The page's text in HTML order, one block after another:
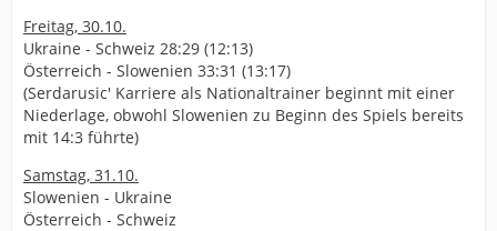
Freitag, 30.10.
Ukraine - Schweiz 28:29 (12:13)
Österreich - Slowenien 33:31 (13:17)
(Serdarusic' Karriere als Nationaltrainer beginnt mit einer
Niederlage, obwohl Slowenien zu Beginn des Spiels bereits
mit 14:3 führte)
Samstag, 31.10.
Slowenien - Ukraine
Österreich - Schweiz